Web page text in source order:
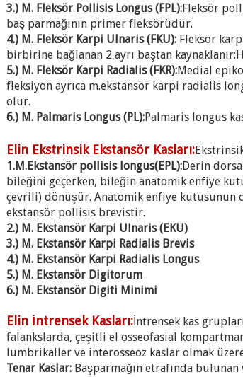
3.) M. Fleksör Pollisis Longus (FPL):Fleksör
baş parmağının primer fleksörüdür.
4.) M. Fleksör Karpi Ulnaris (FKU): Fleksör
birbirine bağlanan 2 ayrı baştan
5.) M. Fleksör Karpi Radialis (FKR):Medial
fleksiyon ayrıca m.ekstansör karpi radialis
olur.
6.) M. Palmaris Longus (PL):Palmaris longus
Elin Ekstrinsik Ekstansör Kasları:
1.M.Ekstansör pollisis longus(EPL):Derin
bileğini geçerken, bileğin anatomik enfiye
çevrili) dönüşür. Anatomik enfiye kutusunun
ekstansör pollisis brevistir.
2.) M. Ekstansör Karpi Ulnaris (EKU)
3.) M. Ekstansör Karpi Radialis Brevis
4.) M. Ekstansör Karpi Radialis Longus
5.) M. Ekstansör Digitorum
6.) M. Ekstansör Digiti Minimi
Elin İntrensek Kasları:İntrensek kas
falankslarda, çeşitli el osseofasial
lumbrikaller ve interosseoz kaslar olmak
Tenar Kaslar: Başparmağın etrafında